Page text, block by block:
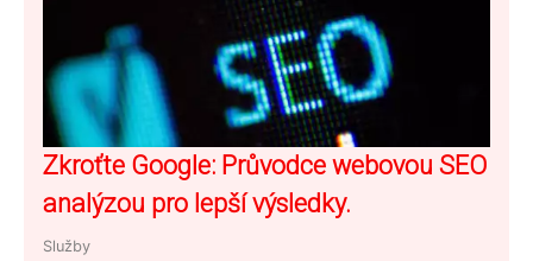
Zkroťte Google: Průvodce webovou SEO
analýzou pro lepší výsledky.
Služby